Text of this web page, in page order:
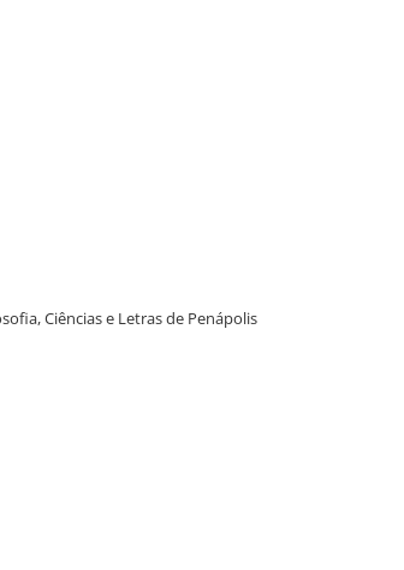
Ciências e Letras de Penápolis